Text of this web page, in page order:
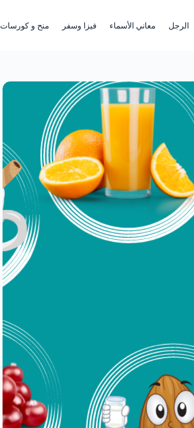
الرجل معاني الأسماء فيزا وسفر منح و كورسات